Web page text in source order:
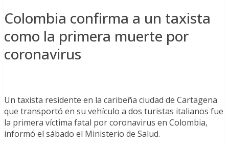
Colombia confirma a un taxista
como la primera muerte por
coronavirus
Un taxista residente en la caribeña ciudad de Cartagena
que transportó en su vehículo a dos turistas italianos fue
la primera víctima fatal por coronavirus en Colombia,
informó el sábado el Ministerio de Salud.